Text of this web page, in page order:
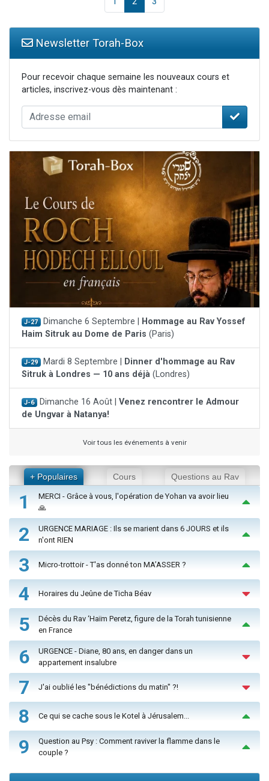
Newsletter Torah-Box
Pour recevoir chaque semaine les nouveaux cours et
articles, inscrivez-vous dès maintenant :
J-27 Dimanche 6 Septembre |
Hommage au Rav Yossef
Haim Sitruk au Dome de Paris (Paris)
J-29 Mardi 8 Septembre |
Dinner d'hommage au Rav
Sitruk à Londres — 10 ans déjà (Londres)
J-6 Dimanche 16 Août | Venez rencontrer le Admour
de Ungvar à Natanya!
Voir tous les événements à venir
+ Populaires Cours Questions au Rav
1
MERCI - Grâce à vous, l'opération de Yohan va avoir lieu
🙏
2
URGENCE MARIAGE : Ils se marient dans 6 JOURS et ils
n'ont RIEN
3 Micro-trottoir - T'as donné ton MA’ASSER ?
4 Horaires du Jeûne de Ticha Béav
5
Décès du Rav ‘Haïm Peretz, figure de la Torah tunisienne
en France
6
URGENCE - Diane, 80 ans, en danger dans un
appartement insalubre
7 J'ai oublié les "bénédictions du matin" ?!
8 Ce qui se cache sous le Kotel à Jérusalem...
9
Question au Psy : Comment raviver la flamme dans le
couple ?